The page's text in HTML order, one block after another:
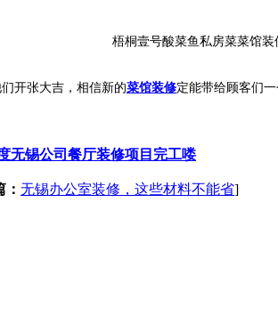
梧桐壹号酸菜鱼私房菜菜馆
开张大吉，相信新的菜馆装修定能带给顾客们
无锡公司餐厅装修项目完工喽
无锡办公室装修，这些材料不能省]